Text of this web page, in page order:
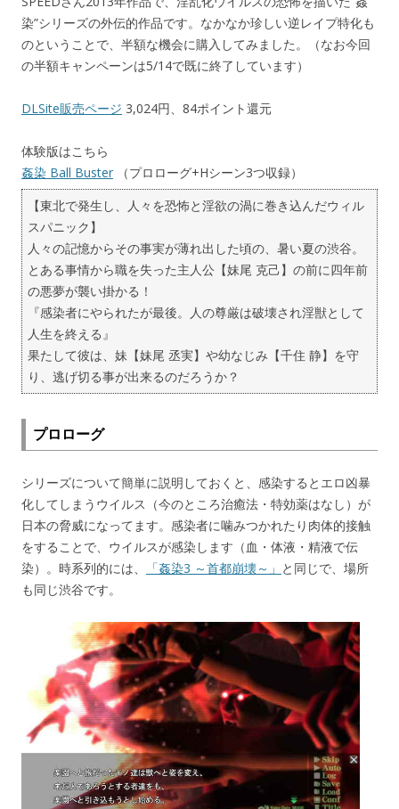
染”シリーズの外伝的作品です。なかなか珍しい逆レイプ特化も
のということで、半額な機会に購入してみました。（なお今回
の半額キャンペーンは5/14で既に終了しています）
DLSite販売ページ 3,024円、84ポイント還元
体験版はこちら
姦染 Ball Buster （プロローグ+Hシーン3つ収録）
【東北で発生し、人々を恐怖と淫欲の渦に巻き込んだウィル
スパニック】
人々の記憶からその事実が薄れ出した頃の、暑い夏の渋谷。
とある事情から職を失った主人公【妹尾 克己】の前に四年前
の悪夢が襲い掛かる！
『感染者にやられたが最後。人の尊厳は破壊され淫獣として
人生を終える』
果たして彼は、妹【妹尾 丞実】や幼なじみ【千住 静】を守
り、逃げ切る事が出来るのだろうか？
プロローグ
シリーズについて簡単に説明しておくと、感染するとエロ凶暴
化してしまうウイルス（今のところ治癒法・特効薬はなし）が
日本の脅威になってます。感染者に噛みつかれたり肉体的接触
をすることで、ウイルスが感染します（血・体液・精液で伝
染）。時系列的には、
「姦染3 ～首都崩壊～」 と同じで、場所
も同じ渋谷です。